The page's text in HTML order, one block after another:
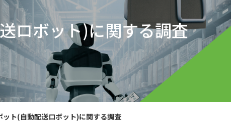
ロボット)に関する調査
ット(自動配送ロボット)に関する調査